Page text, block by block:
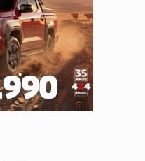
dicas importantes para quem quer
nova espécie de rã em florestas
celular usado? Veja como consultar o
Luto amoroso não tem prazo, mas exige